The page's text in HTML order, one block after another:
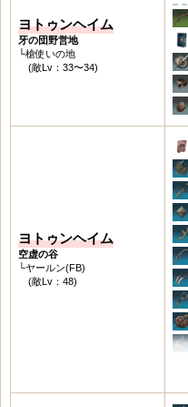
ヨトゥンヘイム
牙の団野営地
└槍使いの地
(敵Lv：33〜34)
ヨトゥンヘイム
空虚の谷
└ヤールン(FB)
(敵Lv：48)